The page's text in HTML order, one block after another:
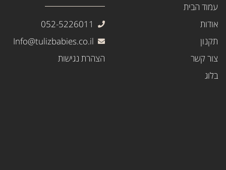
עמוד הבית
אודות
תקנון
צור קשר
בלוג
052-5226011
Info@tulizbabies.co.il
הצהרת נגישות